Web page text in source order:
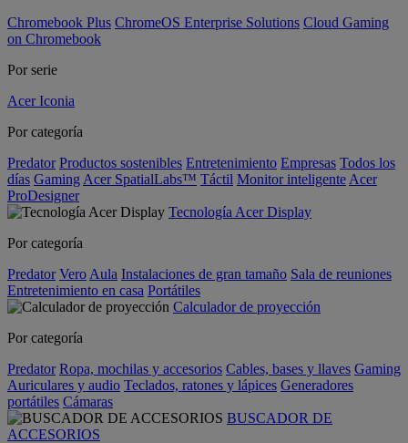
Chromebook Plus ChromeOS Enterprise Solutions Cloud Gaming
on Chromebook
Por serie
Acer Iconia
Por categoría
Predator Productos sostenibles Entretenimiento Empresas Todos los
días Gaming Acer SpatialLabs™ Táctil Monitor inteligente Acer
ProDesigner
Tecnología Acer Display
Por categoría
Predator Vero Aula Instalaciones de gran tamaño Sala de reuniones
Entretenimiento en casa Portátiles
Calculador de proyección
Por categoría
Predator Ropa, mochilas y accesorios Cables, bases y llaves Gaming
Auriculares y audio Teclados, ratones y lápices Generadores
portátiles Cámaras
BUSCADOR DE
ACCESORIOS